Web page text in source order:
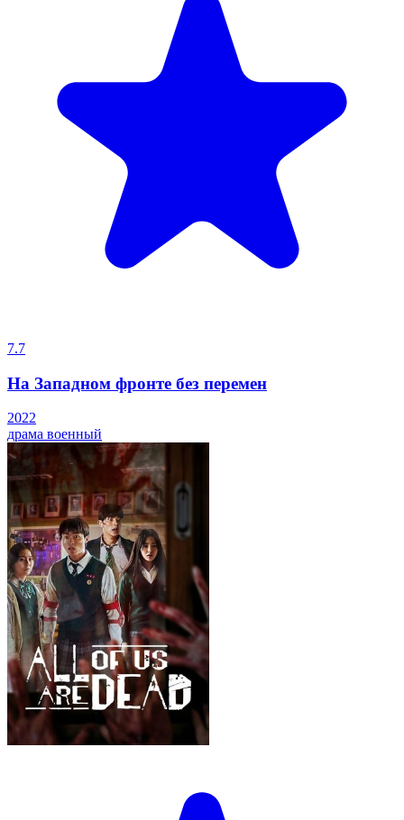
7.7
На Западном фронте без перемен
2022
драма военный